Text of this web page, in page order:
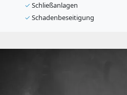
✓ Schließanlagen
✓ Schadenbeseitigung